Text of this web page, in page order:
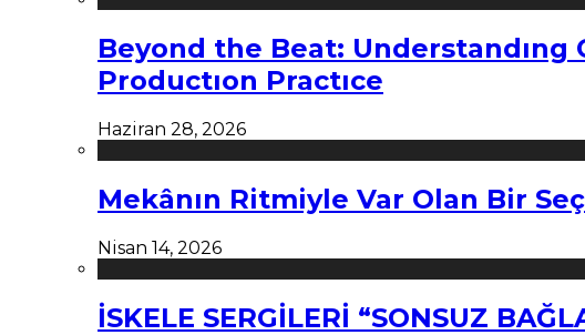
Beyond the Beat: Understandıng
Productıon Practıce
Haziran 28, 2026
Mekânın Ritmiyle Var Olan Bir
Nisan 14, 2026
İSKELE SERGİLERİ “SONSUZ